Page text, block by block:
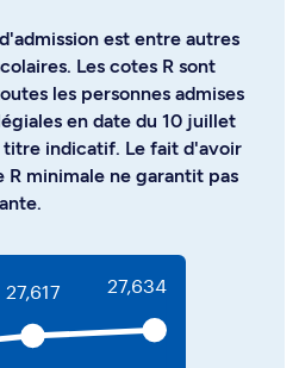
est entre autres
Les cotes R sont
les personnes admises
en date du 10 juillet
titre indicatif. Le fait d'avoir
R minimale ne garantit pas
27,617 27,634